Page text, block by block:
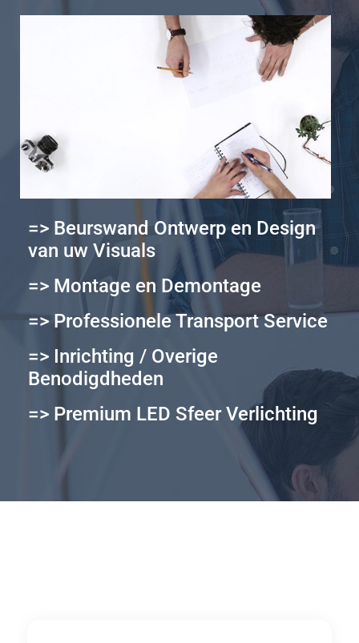
=> Beurswand Ontwerp en Design
van uw Visuals
=> Montage en Demontage
=> Professionele Transport Service
=> Inrichting / Overige
Benodigdheden
=> Premium LED Sfeer Verlichting